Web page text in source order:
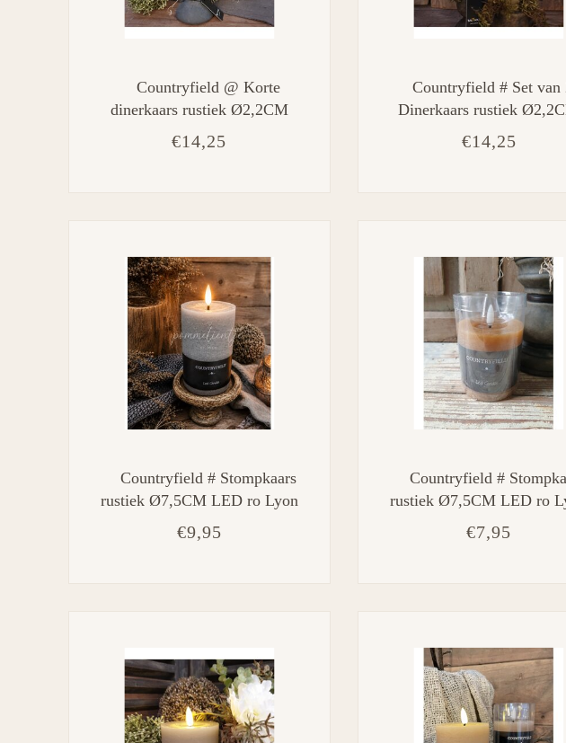
Countryfield @ Korte
dinerkaars rustiek Ø2,2CM
LED ro Lyon S s2 l.groen-
L2B2H15CM
€14,25
Countryfield # Set van
Dinerkaars rustiek
LED ro Lyon S s2 beige-
L2B2H15CM - incl
€14,25
Countryfield # Stompkaars
rustiek Ø7,5CM LED ro Lyon
M grijs-L7,5B7,5H12,5CM
€9,95
Countryfield #
rustiek Ø7,5CM LED ro
S amber-L7,5B7,5H8CM
€7,95